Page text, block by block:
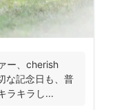
ー、cherish
な記念日も、普
ラキラし...